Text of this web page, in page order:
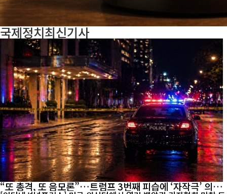
국제정치최신기사
“또 총격, 또 음모론”…트럼프 3번째 피습에 ‘자작극’ 의혹